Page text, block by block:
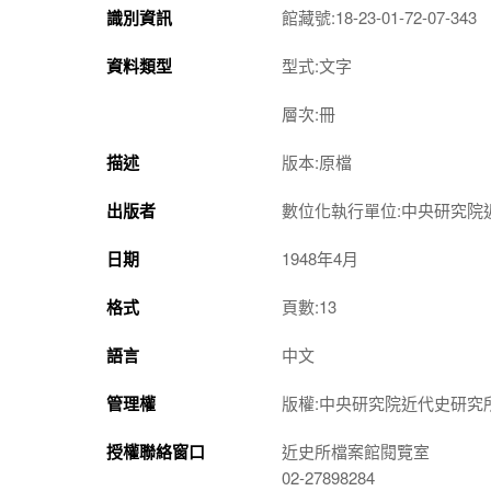
識別資訊 館藏號:18-23-01-72-07-343
資料類型 型式:文字
層次:冊
描述 版本:原檔
出版者 數位化執行單位:中央研究院
日期 1948年4月
格式 頁數:13
語言 中文
管理權 版權:中央研究院近代史研究
授權聯絡窗口
近史所檔案館閱覽室
02-27898284